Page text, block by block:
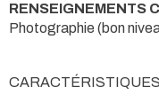
RENSEIGNEMENTS
Photographie (bon
CARACTÉRISTIQUES